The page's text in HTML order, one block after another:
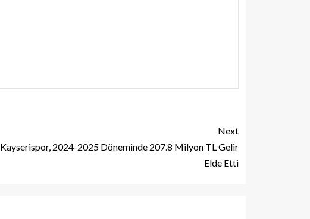
Next
Kayserispor, 2024-2025 Döneminde 207.8 Milyon TL Gelir
Elde Etti